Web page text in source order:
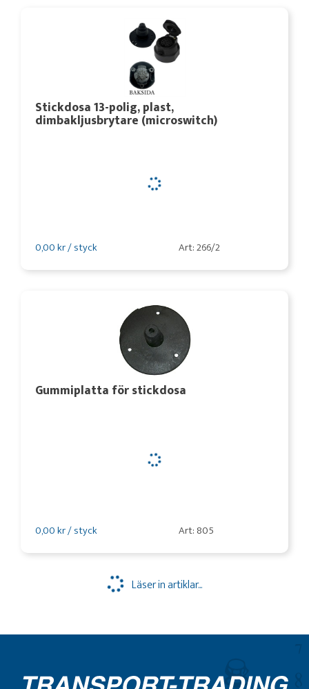
Stickdosa 13-polig, plast,
dimbakljusbrytare (microswitch)
0,00 kr / styck Art: 266/2
Gummiplatta för stickdosa
0,00 kr / styck Art: 805
Läser in artiklar...